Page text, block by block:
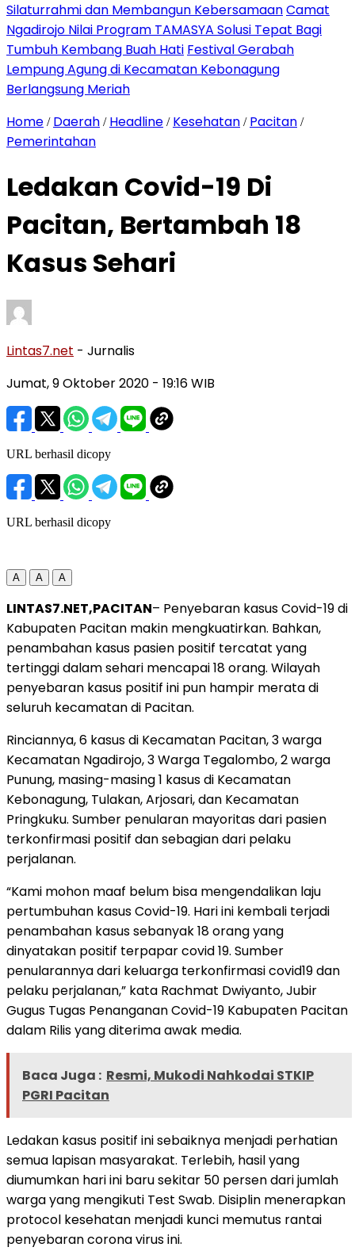
Silaturrahmi dan Membangun KebersamaanCamat
Ngadirojo Nilai Program TAMASYA Solusi Tepat Bagi
Tumbuh Kembang Buah Hati Festival Gerabah
Lempung Agung di Kecamatan Kebonagung
Berlangsung Meriah
Home / Daerah / Headline / Kesehatan / Pacitan /
Pemerintahan
Ledakan Covid-19 Di
Pacitan, Bertambah 18
Kasus Sehari
Lintas7.net - Jurnalis
Jumat, 9 Oktober 2020 - 19:16 WIB
URL berhasil dicopy
URL berhasil dicopy
A A A
LINTAS7.NET,PACITAN– Penyebaran kasus Covid-19 di
Kabupaten Pacitan makin mengkuatirkan. Bahkan,
penambahan kasus pasien positif tercatat yang
tertinggi dalam sehari mencapai 18 orang. Wilayah
penyebaran kasus positif ini pun hampir merata di
seluruh kecamatan di Pacitan.
Rinciannya, 6 kasus di Kecamatan Pacitan, 3 warga
Kecamatan Ngadirojo, 3 Warga Tegalombo, 2 warga
Punung, masing-masing 1 kasus di Kecamatan
Kebonagung, Tulakan, Arjosari, dan Kecamatan
Pringkuku. Sumber penularan mayoritas dari pasien
terkonfirmasi positif dan sebagian dari pelaku
perjalanan.
“Kami mohon maaf belum bisa mengendalikan laju
pertumbuhan kasus Covid-19. Hari ini kembali terjadi
penambahan kasus sebanyak 18 orang yang
dinyatakan positif terpapar covid 19. Sumber
penularannya dari keluarga terkonfirmasi covid19 dan
pelaku perjalanan,” kata Rachmat Dwiyanto, Jubir
Gugus Tugas Penanganan Covid-19 Kabupaten Pacitan
dalam Rilis yang diterima awak media.
Baca Juga : Resmi, Mukodi Nahkodai STKIP
PGRI Pacitan
Ledakan kasus positif ini sebaiknya menjadi perhatian
semua lapisan masyarakat. Terlebih, hasil yang
diumumkan hari ini baru sekitar 50 persen dari jumlah
warga yang mengikuti Test Swab. Disiplin menerapkan
protocol kesehatan menjadi kunci memutus rantai
penyebaran corona virus ini.